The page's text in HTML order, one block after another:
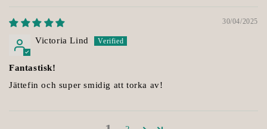
30/04/2025
Victoria Lind
Fantastisk!
Jättefin och super smidig att torka av!